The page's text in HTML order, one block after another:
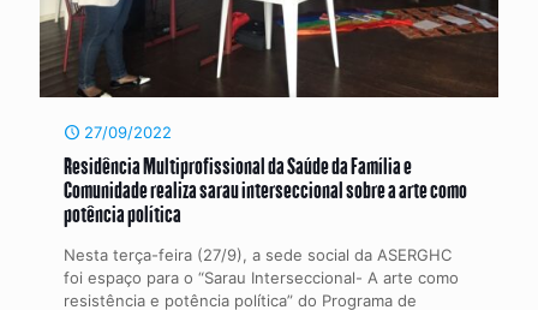
27/09/2022
Residência Multiprofissional da Saúde da Família e
Comunidade realiza sarau interseccional sobre a arte como
potência política
Nesta terça-feira (27/9), a sede social da ASERGHC
foi espaço para o “Sarau Interseccional- A arte como
resistência e potência política” do Programa de